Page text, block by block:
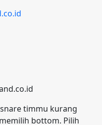
timmu kurang
bottom. Pilih